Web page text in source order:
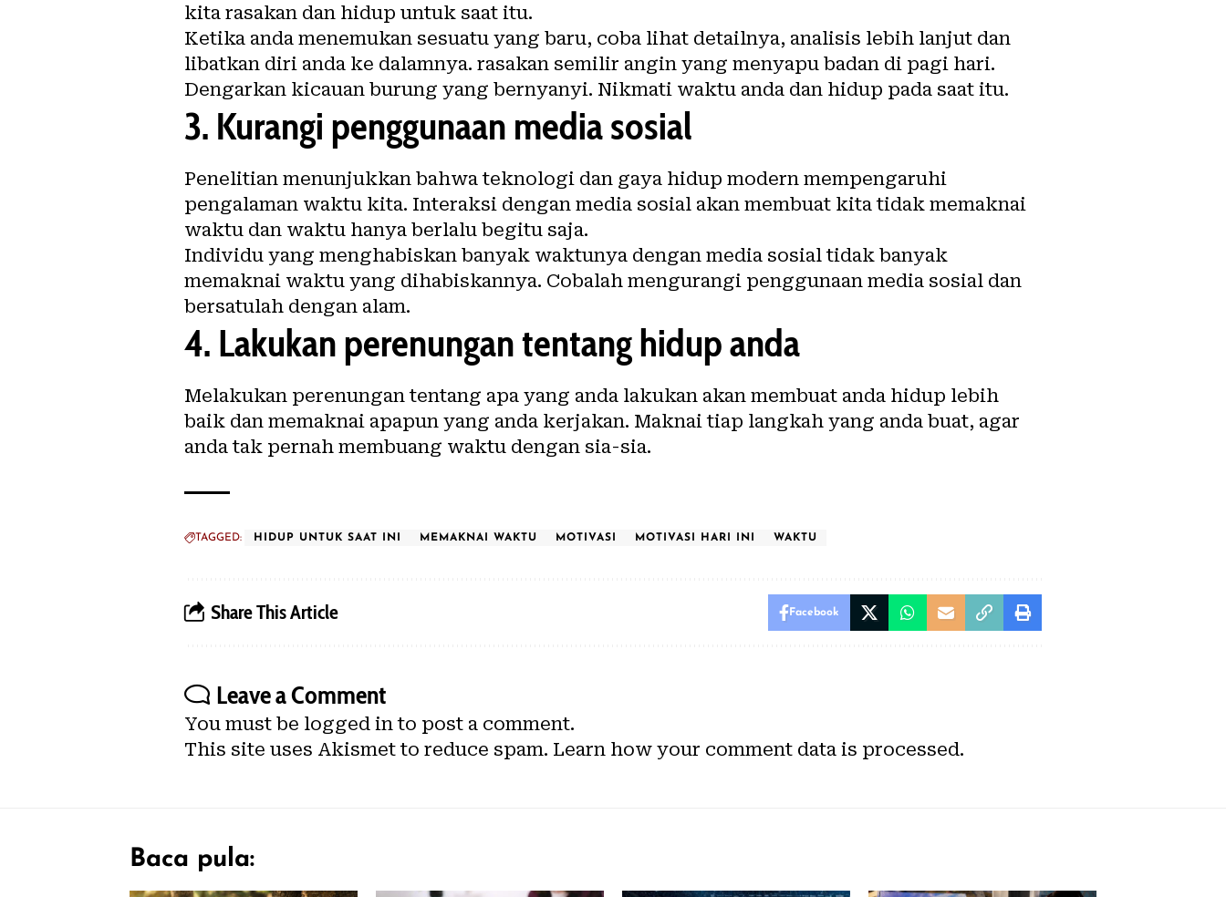
kita rasakan dan hidup untuk saat itu.
Ketika anda menemukan sesuatu yang baru, coba lihat detailnya, analisis lebih lanjut dan
libatkan diri anda ke dalamnya. rasakan semilir angin yang menyapu badan di pagi hari.
Dengarkan kicauan burung yang bernyanyi. Nikmati waktu anda dan hidup pada saat itu.
3. Kurangi penggunaan media sosial
Penelitian menunjukkan bahwa teknologi dan gaya hidup modern mempengaruhi
pengalaman waktu kita. Interaksi dengan media sosial akan membuat kita tidak memaknai
waktu dan waktu hanya berlalu begitu saja.
Individu yang menghabiskan banyak waktunya dengan media sosial tidak banyak
memaknai waktu yang dihabiskannya. Cobalah mengurangi penggunaan media sosial dan
bersatulah dengan alam.
4. Lakukan perenungan tentang hidup anda
Melakukan perenungan tentang apa yang anda lakukan akan membuat anda hidup lebih
baik dan memaknai apapun yang anda kerjakan. Maknai tiap langkah yang anda buat, agar
anda tak pernah membuang waktu dengan sia-sia.
TAGGED: HIDUP UNTUK SAAT INI MEMAKNAI WAKTU MOTIVASI MOTIVASI HARI INI WAKTU
Share This Article Facebook
Leave a Comment
You must be logged in to post a comment.
This site uses Akismet to reduce spam. Learn how your comment data is processed.
Baca pula: